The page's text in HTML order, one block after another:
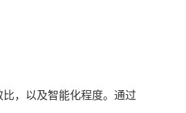
，以及智能化程度。通过